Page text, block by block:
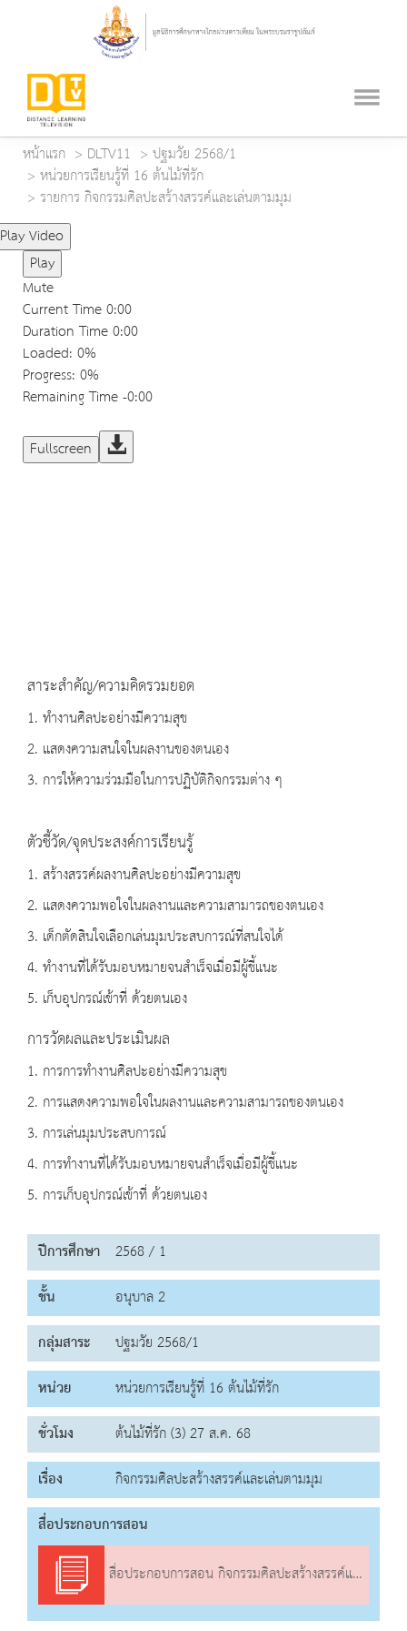
หน้าแรก DLTV11
ปฐมวัย 2568/1
หน่วยการเรียนรู้ที่ 16 ต้นไม้ที่รัก
รายการ กิจกรรมศิลปะสร้างสรรค์และเล่นตามมุม
Play Video
Play
Mute
Current Time0:00
Duration Time0:00
Loaded: 0%
Progress: 0%
Remaining Time-0:00
Fullscreen
สาระสำคัญ/ความคิดรวมยอด
1. ทำงานศิลปะอย่างมีความสุข
2. แสดงความสนใจในผลงานของตนเอง
3. การให้ความร่วมมือในการปฏิบัติกิจกรรมต่าง ๆ
ตัวชี้วัด/จุดประสงค์การเรียนรู้
1. สร้างสรรค์ผลงานศิลปะอย่างมีความสุข
2. แสดงความพอใจในผลงานและความสามารถของตนเอง
3. เด็กตัดสินใจเลือกเล่นมุมประสบการณ์ที่สนใจได้
4. ทำงานที่ได้รับมอบหมายจนสำเร็จเมื่อมีผู้ชี้แนะ
5. เก็บอุปกรณ์เข้าที่ ด้วยตนเอง
การวัดผลและประเมินผล
1. การการทำงานศิลปะอย่างมีความสุข
2. การแสดงความพอใจในผลงานและความสามารถของตนเอง
3. การเล่นมุมประสบการณ์
4. การทำงานที่ได้รับมอบหมายจนสำเร็จเมื่อมีผู้ชี้แนะ
5. การเก็บอุปกรณ์เข้าที่ ด้วยตนเอง
ปีการศึกษา 2568 / 1
ชั้น
อนุบาล 2
กลุ่มสาระ
ปฐมวัย 2568/1
หน่วย
หน่วยการเรียนรู้ที่ 16 ต้นไม้ที่รัก
ชั่วโมง
ต้นไม้ที่รัก (3) 27 ส.ค. 68
เรื่อง
กิจกรรมศิลปะสร้างสรรค์และเล่นตามมุม
สื่อประกอบการสอน
สื่อประกอบการสอน กิจกรรมศิลปะสร้างสรรค์และเล่นตามมุม